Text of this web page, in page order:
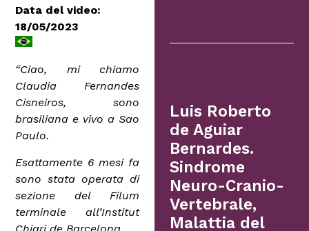
Data del video:
18/05/2023
“Ciao, mi chiamo
Claudia Fernandes
Cisneiros, sono
brasiliana e vivo a Sao
Paulo.
Esattamente 6 mesi fa
sono stata operata di
sezione del Filum
terminale all’Institut
Chiari de Barcelona.
Luis Roberto
de Aguiar
Bernardes.
Sindrome
Neuro-Cranio-
Vertebrale,
Malattia del